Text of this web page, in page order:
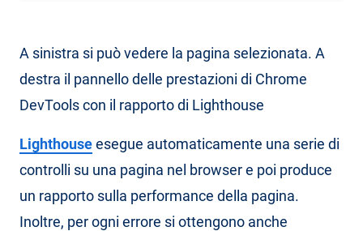
A sinistra si può vedere la pagina selezionata. A
destra il pannello delle prestazioni di Chrome
DevTools con il rapporto di Lighthouse
Lighthouseesegue automaticamente una serie di
controlli su una pagina nel browser e poi produce
un rapporto sulla performance della pagina.
Inoltre, per ogni errore si ottengono anche